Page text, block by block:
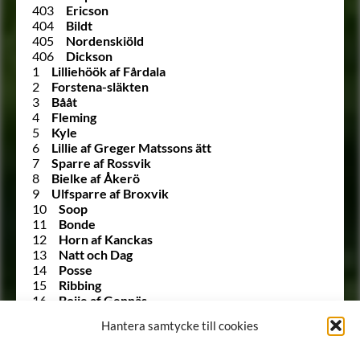
Hantera samtycke till cookies
403
Ericson
404
Bildt
405
Nordenskiöld
406
Dickson
1
Lilliehöök af Fårdala
2
Forstena-släkten
3
Bååt
4
Fleming
5
Kyle
6
Lillie af Greger Matssons ätt
7
Sparre af Rossvik
8
Bielke af Åkerö
9
Ulfsparre af Broxvik
10
Soop
11
Bonde
12
Horn af Kanckas
13
Natt och Dag
14
Posse
15
Ribbing
16
Boije af Gennäs
Falkenberg af Trystorp